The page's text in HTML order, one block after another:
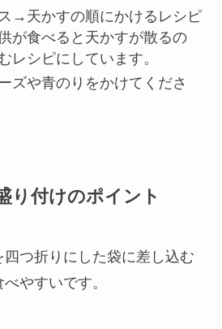
→天かすの順にかけるレシピ
が食べると天かすが散るの
レシピにしています。
ズや青のりをかけてくださ
り付けのポイント
つ折りにした袋に差し込む
やすいです。